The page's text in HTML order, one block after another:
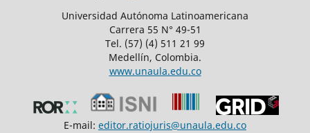
Universidad Autónoma Latinoamericana
Carrera 55 N° 49-51
Tel. (57) (4) 511 21 99
Medellín, Colombia.
www.unaula.edu.co
E-mail: editor.ratiojuris@unaula.edu.co